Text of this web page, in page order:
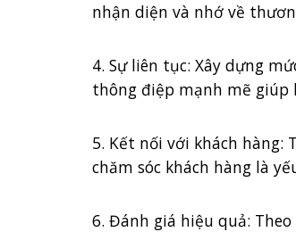
nhận diện và nhớ về
4. Sự liên tục: Xây dựng
thông điệp mạnh mẽ
5. Kết nối với khách
chăm sóc khách hàng là
6. Đánh giá hiệu quả: